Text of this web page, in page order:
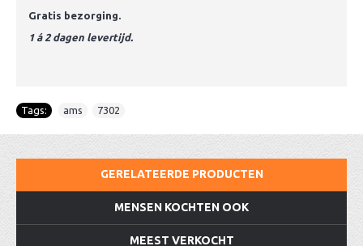
Gratis bezorging.
1 á 2 dagen levertijd.
Tags: ams 7302
GERELATEERDE PRODUCTEN
MENSEN KOCHTEN OOK
MEEST VERKOCHT